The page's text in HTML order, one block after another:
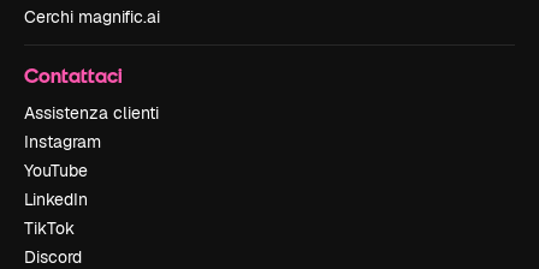
Cerchi magnific.ai
Contattaci
Assistenza clienti
Instagram
YouTube
LinkedIn
TikTok
Discord